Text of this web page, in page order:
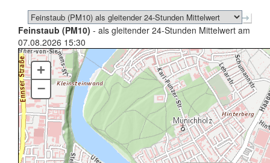
Feinstaub (PM10) - als gleitender 24-Stunden Mittelwert am
07.08.2026 15:30
+
–